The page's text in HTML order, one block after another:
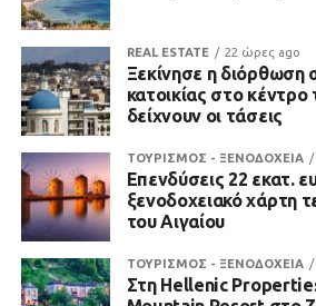
REAL ESTATE 22 ώρες ago
Ξεκίνησε η διόρθωση
κατοικίας στο κέντρο
δείχνουν οι τάσεις
ΤΟΥΡΙΣΜΟΣ - ΞΕΝΟΔΟΧΕΙΑ
Επενδύσεις 22 εκατ.
ξενοδοχειακό χάρτη
του Αιγαίου
ΤΟΥΡΙΣΜΟΣ - ΞΕΝΟΔΟΧΕΙΑ
Στη Hellenic